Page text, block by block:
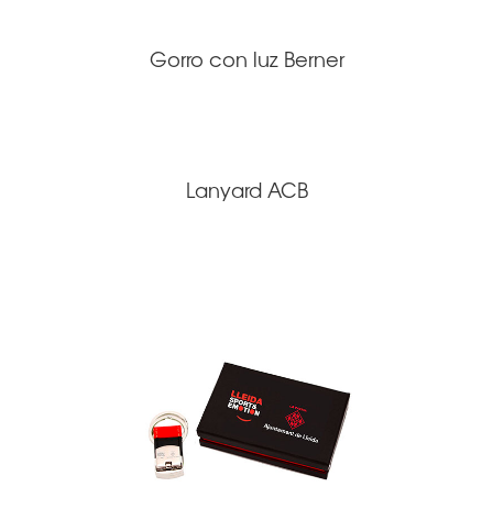
Gorro con luz Berner
Lanyard ACB